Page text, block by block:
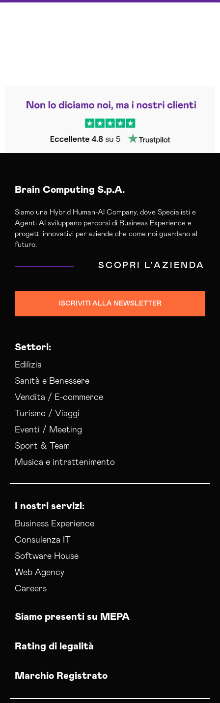
Trustpilot
Brain Computing S.p.A.
Siamo una Hybrid Human-AI Company, dove Specialisti e
Agenti AI sviluppano percorsi di Business Experience e
progetti innovativi per aziende che come noi guardano al
futuro.
SCOPRI L'AZIENDA
ISCRIVITI ALLA NEWSLETTER
Settori:
Edilizia
Sanità e Benessere
Vendita / E-commerce
Turismo / Viaggi
Eventi / Meeting
Sport & Team
Musica e intrattenimento
I nostri servizi:
Business Experience
Consulenza IT
Software House
Web Agency
Careers
Siamo presenti su MEPA
Rating di legalità
Marchio Registrato